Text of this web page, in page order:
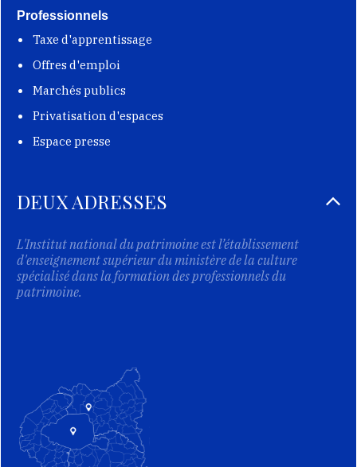
Professionnels
Taxe d'apprentissage
Offres d'emploi
Marchés publics
Privatisation d'espaces
Espace presse
DEUX ADRESSES
L'Institut national du patrimoine est l’établissement
d'enseignement supérieur du ministère de la culture
spécialisé dans la formation des professionnels du
patrimoine.